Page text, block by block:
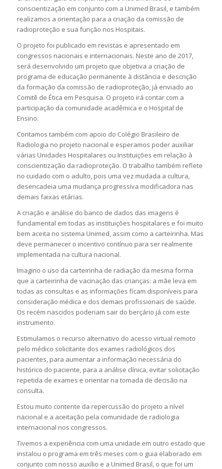
conscientização em conjunto com a Unimed Brasil, e também
realizamos a orientação para a criação da comissão de
radioproteção e sua função nos Hospitais.
O projeto foi publicado em revistas e apresentado em
congressos nacionais e internacionais. Neste ano de 2017,
será desenvolvido um projeto que objetiva a criação de
programa de educação permanente à distância e descrição
da formação da comissão de radioproteção, já enviado ao
Comitê de Ética em Pesquisa. O projeto irá contar com a
participação da comunidade acadêmica e o Hospital de
Ensino.
Contamos também com apoio do Colégio Brasileiro de
Radiologia no projeto nacional e esperamos poder auxiliar
várias Unidades Hospitalares ou Instituições em relação à
conscientização da radioproteção. O trabalho também reflete
no cuidado com o adulto, pois uma vez mudada a cultura,
desencadeia uma mudança progressiva modificadora nas
demais faixas etárias.
A criação e análise do banco de dados das imagens é
fundamental em todas as instituições hospitalares e foi muito
bem aceita no sistema Unimed, assim como a carteirinha. Mas
deve permanecer o incentivo contínuo para ser realmente
implementada na cultura nacional.
Imagino o uso da carteirinha de radiação da mesma forma
que a carteirinha de vacinação das crianças: a mãe leva em
todas as consultas e as informações ficam disponíveis para
consideração médica e dos demais profissionais de saúde.
Os recém nascidos poderiam sair do berçário já com este
instrumento.
Estimulamos o recurso alternativo do acesso virtual remoto
pelo médico solicitante dos exames radiológicos dos
pacientes, para aumentar a informação necessária do
histórico do paciente, para a análise clínica, evitar solicitação
repetida de exames e orientar na tomada de decisão na
consulta.
Estou muito contente da repercussão do projeto a nível
nacional e a aceitação pela comunidade de radiologia
internacional nos congressos.
Tivemos a experiência com uma unidade em outro estado que
instalou o programa em três meses com o guia elaborado em
conjunto com nosso auxílio e a Unimed Brasil, o que foi um